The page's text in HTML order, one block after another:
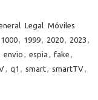
er a
m
e
as
sn
Legal Móviles
1000, 1999, 2020, 2023 ,
envio , espia , fake ,
, q1 , smart, smartTV,